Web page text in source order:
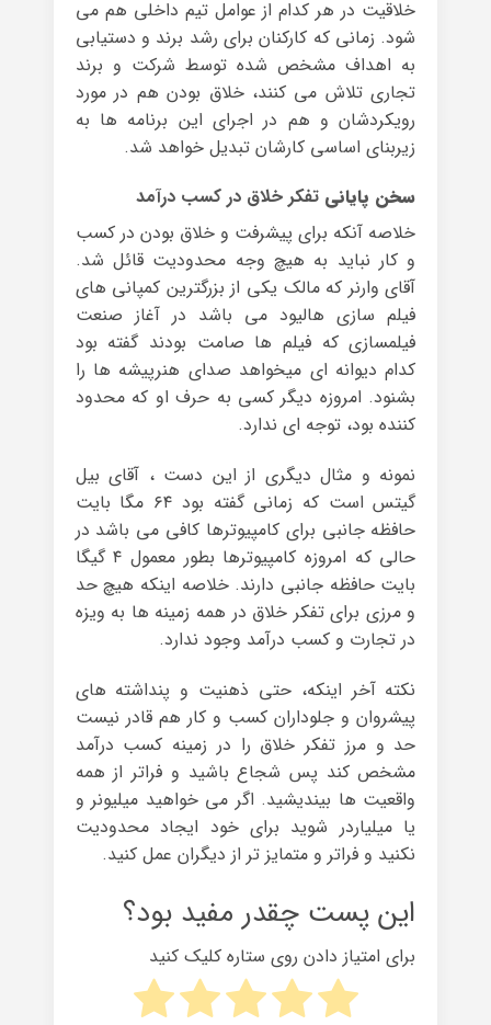
خلاقیت در هر کدام از عوامل تیم داخلی هم می
شود. زمانی که کارکنان برای رشد برند و دستیابی
به اهداف مشخص شده توسط شرکت و برند
تجاری تلاش می کنند، خلاق بودن هم در مورد
رویکردشان و هم در اجرای این برنامه ها به
زیربنای اساسی کارشان تبدیل خواهد شد.
سخن پایانی تفکر خلاق در کسب درآمد
خلاصه آنکه برای پیشرفت و خلاق بودن در کسب
و کار نباید به هیچ وجه محدودیت قائل شد.
آقای وارنر که مالک یکی از بزرگترین کمپانی های
فیلم سازی هالیود می باشد در آغاز صنعت
فیلمسازی که فیلم ها صامت بودند گفته بود
کدام دیوانه ای میخواهد صدای هنرپیشه ها را
بشنود. امروزه دیگر کسی به حرف او که محدود
کننده بود، توجه ای ندارد.
نمونه و مثال دیگری از این دست ، آقای بیل
گیتس است که زمانی گفته بود ۶۴ مگا بایت
حافظه جانبی برای کامپیوترها کافی می باشد در
حالی که امروزه کامپیوترها بطور معمول ۴ گیگا
بایت حافظه جانبی دارند. خلاصه اینکه هیچ حد
و مرزی برای تفکر خلاق در همه زمینه ها به ویزه
در تجارت و کسب درآمد وجود ندارد.
نکته آخر اینکه، حتی ذهنیت و پنداشته های
پیشروان و جلوداران کسب و کار هم قادر نیست
حد و مرز تفکر خلاق را در زمینه کسب درآمد
مشخص کند پس شجاع باشید و فراتر از همه
واقعیت ها بیندیشید. اگر می خواهید میلیونر و
یا میلیاردر شوید برای خود ایجاد محدودیت
نکنید و فراتر و متمایز تر از دیگران عمل کنید.
این پست چقدر مفید بود؟
برای امتیاز دادن روی ستاره کلیک کنید